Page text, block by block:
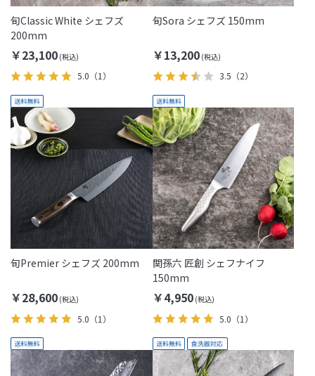
旬Classic White シェフズ
200mm
￥23,100
5.0 （1）
旬Sora シェフズ 150mm
￥13,200
3.5 （2）
旬Premier シェフズ 200mm
￥28,600
5.0 （1）
関孫六 匠創 シェフナイフ
150mm
￥4,950
5.0 （1）